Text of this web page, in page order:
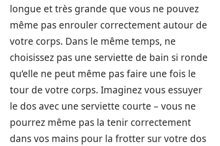
longue et très grande que vous ne pouvez
même pas enrouler correctement autour de
votre corps. Dans le même temps, ne
choisissez pas une serviette de bain si ronde
qu’elle ne peut même pas faire une fois le
tour de votre corps. Imaginez vous essuyer
le dos avec une serviette courte – vous ne
pourrez même pas la tenir correctement
dans vos mains pour la frotter sur votre dos